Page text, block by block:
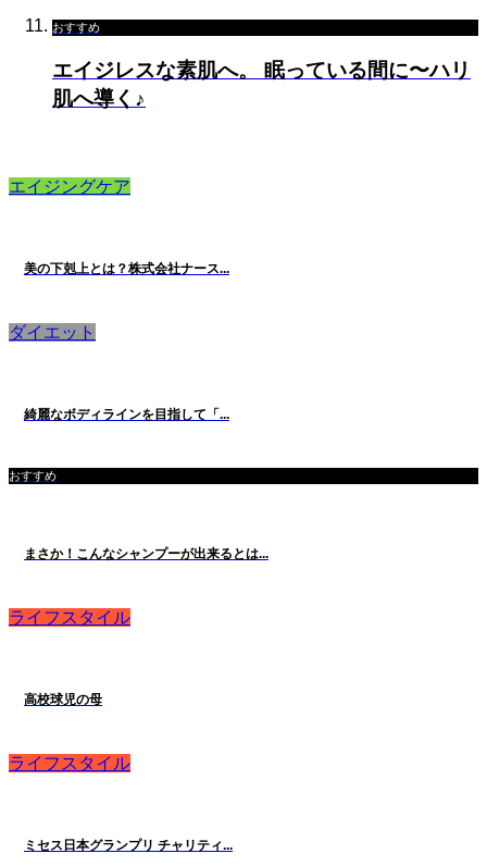
おすすめ
エイジレスな素肌へ。 眠っている間に〜ハリ
肌へ導く♪
エイジングケア
美の下剋上とは？株式会社ナース...
ダイエット
綺麗なボディラインを目指して「...
おすすめ
まさか！こんなシャンプーが出来るとは...
ライフスタイル
高校球児の母
ライフスタイル
ミセス日本グランプリ チャリティ...